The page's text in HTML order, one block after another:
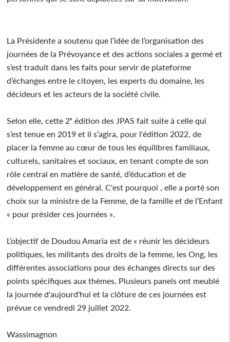
La Présidente a soutenu que l’idée de l’organisation des
journées de la Prévoyance et des actions sociales a germé et
s’est traduit dans les faits pour servir de plateforme
d’échanges entre le citoyen, les experts du domaine, les
décideurs et les acteurs de la société civile.
Selon elle, cette 2ᵉ édition des JPAS fait suite à celle qui
s’est tenue en 2019 et il s’agira, pour l'édition 2022, de
placer la femme au cœur de tous les équilibres familiaux,
culturels, sanitaires et sociaux, en tenant compte de son
rôle central en matière de santé, d’éducation et de
développement en général. C'est pourquoi , elle a porté son
choix sur la ministre de la Femme, de la famille et de l’Enfant
« pour présider ces journées ».
L’objectif de Doudou Amaria est de « réunir les décideurs
politiques, les militants des droits de la femme, les Ong, les
différentes associations pour des échanges directs sur des
points spécifiques aux thèmes. Plusieurs panels ont meublé
la journée d'aujourd'hui et la clôture de ces journées est
prévue ce vendredi 29 juillet 2022.
Wassimagnon